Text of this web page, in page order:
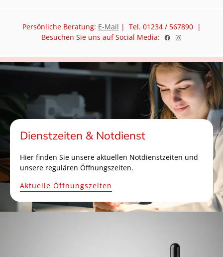
Persönliche Beratung: E-Mail | Tel. 01234 / 567890 |
Besuchen Sie uns auf Social Media:
Dienstzeiten & Notdienst
Hier finden Sie unsere aktuellen Notdienstzeiten und
unsere regulären Öffnungszeiten.
Aktuelle Öffnungszeiten